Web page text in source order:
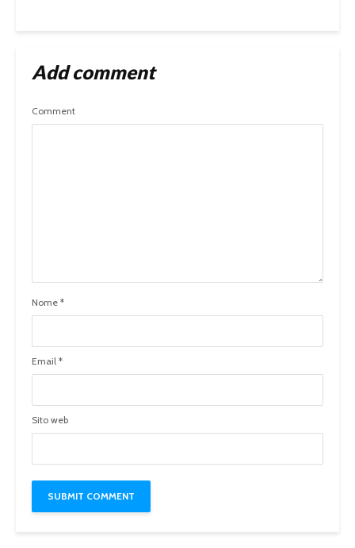
Add comment
Comment
Nome *
Email *
Sito web